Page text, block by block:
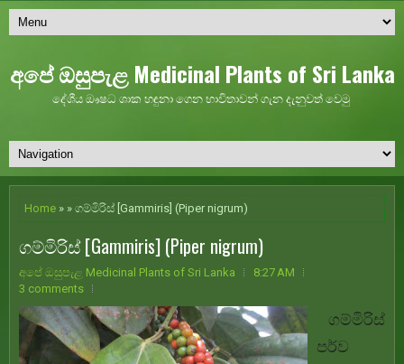
අපේ ඔසුපැළ Medicinal Plants of Sri Lanka
දේශීය ඖෂධ ශාක හඳුනා ගෙන භාවිතාවන් ගැන දැනුවත් වෙමු
Home » » ගම්මිරිස් [Gammiris] (Piper nigrum)
ගම්මිරිස් [Gammiris] (Piper nigrum)
අපේ ඔසුපැළ Medicinal Plants of Sri Lanka
8:27 AM
3 comments
ගම්මිරිස්
පර්ව